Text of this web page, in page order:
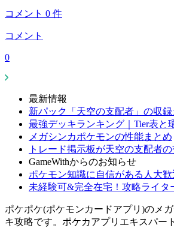
コメント 0 件
コメント
0
最新情報
新パック「天空の支配者」の収
最強デッキランキング｜Tier表と
メガシンカポケモンの性能まとめ
トレード掲示板が天空の支配者の
GameWithからのお知らせ
ポケモン知識に自信がある人大歓
未経験可&完全在宅！攻略ライタ
ポケポケ(ポケモンカードアプリ)のメ
キ攻略です。ポケカアプリエキスパー